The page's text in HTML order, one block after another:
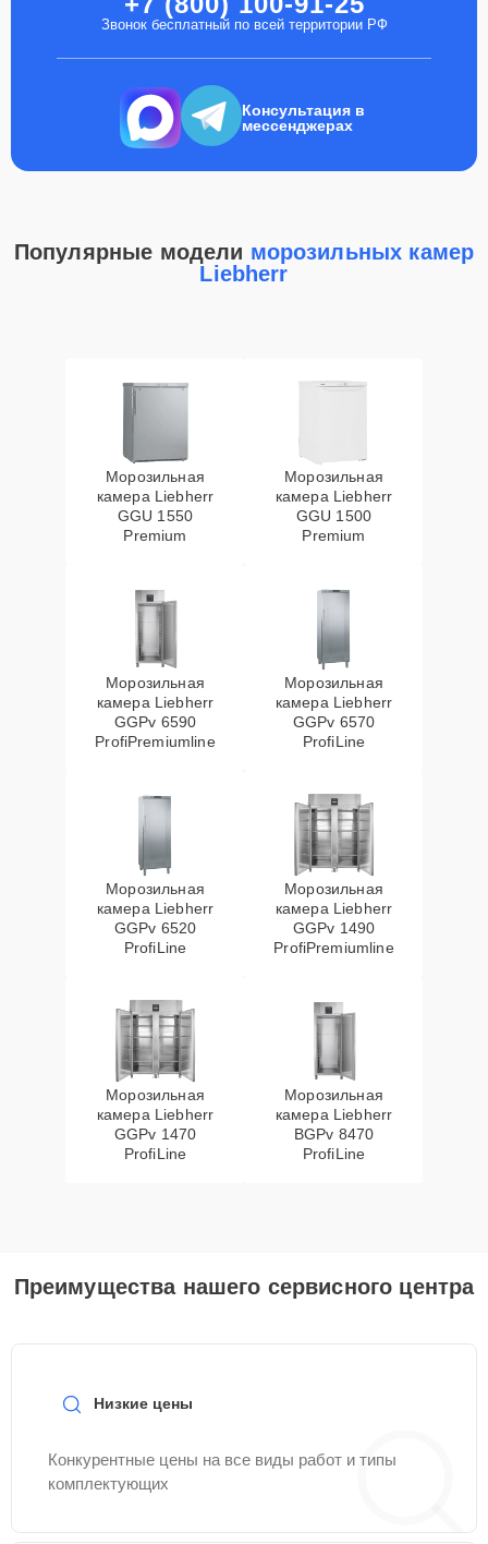
Звонок бесплатный по всей территории РФ
Консультация в
мессенджерах
Популярные модели морозильных камер
Liebherr
Морозильная
камера Liebherr
GGU 1550
Premium
Морозильная
камера Liebherr
GGU 1500
Premium
Морозильная
камера Liebherr
GGPv 6590
ProfiPremiumline
Морозильная
камера Liebherr
GGPv 6570
ProfiLine
Морозильная
камера Liebherr
GGPv 6520
ProfiLine
Морозильная
камера Liebherr
GGPv 1490
ProfiPremiumline
Морозильная
камера Liebherr
GGPv 1470
ProfiLine
Морозильная
камера Liebherr
BGPv 8470
ProfiLine
Преимущества нашего сервисного центра
Низкие цены
Конкурентные цены на все виды работ и типы
комплектующих